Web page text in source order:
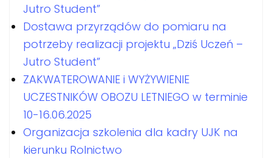
Jutro Student”
Dostawa przyrządów do pomiaru na
potrzeby realizacji projektu „Dziś Uczeń –
Jutro Student”
ZAKWATEROWANIE i WYŻYWIENIE
UCZESTNIKÓW OBOZU LETNIEGO w terminie
10-16.06.2025
Organizacja szkolenia dla kadry UJK na
kierunku Rolnictwo